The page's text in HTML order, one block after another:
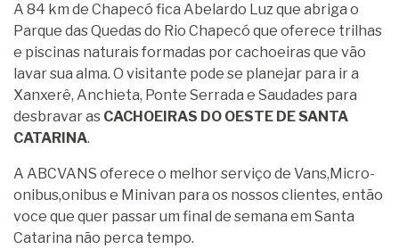
A 84 km de Chapecó fica Abelardo Luz que abriga o
Parque das Quedas do Rio Chapecó que oferece trilhas
e piscinas naturais formadas por cachoeiras que vão
lavar sua alma. O visitante pode se planejar para ir a
Xanxerê, Anchieta, Ponte Serrada e Saudades para
desbravar as CACHOEIRAS DO OESTE DE SANTA
CATARINA.
A ABCVANS oferece o melhor serviço de Vans,Micro-
onibus,onibus e Minivan para os nossos clientes, então
voce que quer passar um final de semana em Santa
Catarina não perca tempo.